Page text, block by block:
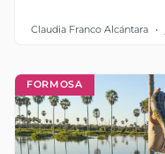
Claudia Franco Alcántara
FORMOSA